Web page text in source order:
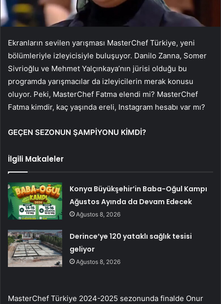
Ekranların sevilen yarışması MasterChef Türkiye, yeni
bölümleriyle izleyicisiyle buluşuyor. Danilo Zanna, Somer
Sivrioğlu ve Mehmet Yalçınkaya’nın jürisi olduğu bu
programda yarışmacılar da izleyicilerin merak konusu
oluyor. Peki, MasterChef Fatma elendi mi? MasterChef
Fatma kimdir, kaç yaşında ereli, Instagram hesabı var mı?
GEÇEN SEZONUN ŞAMPİYONU KİMDİ?
İlgili Makaleler
Konya Büyükşehir’in Baba-Oğul Kampı
Ağustos Ayında da Devam Edecek
Ağustos 8, 2026
Derince’ye 120 yataklı sağlık tesisi
geliyor
Ağustos 8, 2026
MasterChef Türkiye 2024-2025 sezonunda finalde Onur